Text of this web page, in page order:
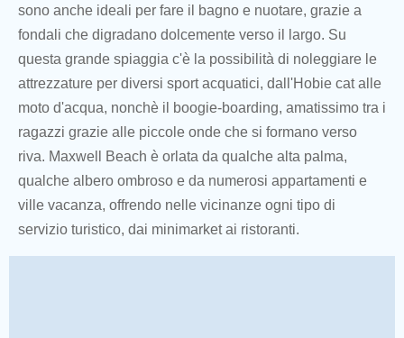
sono anche ideali per fare il bagno e nuotare, grazie a
fondali che digradano dolcemente verso il largo. Su
questa grande spiaggia c'è la possibilità di noleggiare le
attrezzature per diversi sport acquatici, dall'Hobie cat alle
moto d'acqua, nonchè il boogie-boarding, amatissimo tra i
ragazzi grazie alle piccole onde che si formano verso
riva. Maxwell Beach è orlata da qualche alta palma,
qualche albero ombroso e da numerosi appartamenti e
ville vacanza, offrendo nelle vicinanze ogni tipo di
servizio turistico, dai minimarket ai ristoranti.